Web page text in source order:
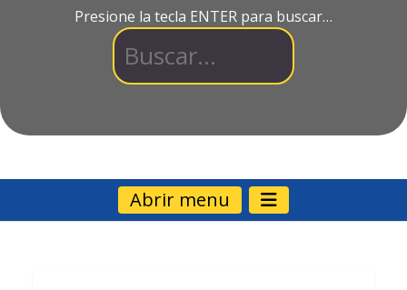
Presione la tecla ENTER para buscar…
Abrir menu